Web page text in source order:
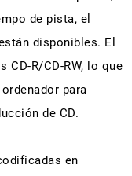
de pista, el
disponibles. El
CD-R/CD-RW, lo que
para
de CD.
en